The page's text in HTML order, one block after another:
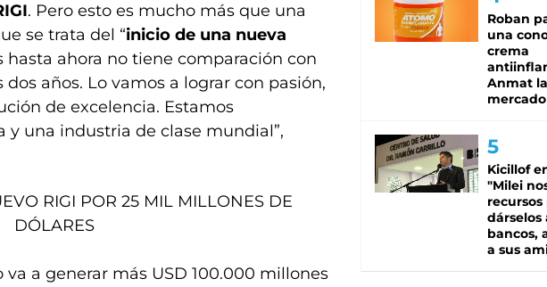
. Pero esto es mucho más que una
se trata del “inicio de una nueva
hasta ahora no tiene comparación con
años. Lo vamos a lograr con pasión,
de excelencia. Estamos
una industria de clase mundial”,
RIGI POR 25 MIL MILLONES DE
DÓLARES
a generar más USD 100.000 millones
Roban
una
crema
Anmat
mercado
Kicillof
"Milei
recursos
dárselos
bancos,
a sus